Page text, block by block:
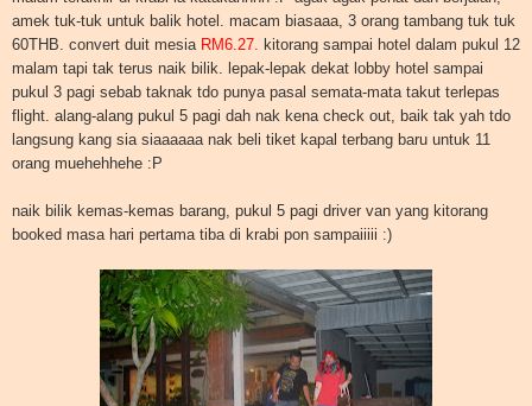
amek tuk-tuk untuk balik hotel. macam biasaaa, 3 orang tambang tuk tuk
60THB. convert duit mesia RM6.27.
kitorang sampai hotel dalam pukul 12
malam tapi tak terus naik bilik. lepak-lepak dekat lobby hotel sampai
pukul 3 pagi sebab taknak tdo punya pasal semata-mata takut terlepas
flight. alang-alang pukul 5 pagi dah nak kena check out, baik tak yah tdo
langsung kang sia siaaaaaa nak beli tiket kapal terbang baru untuk 11
orang muehehhehe :P
naik bilik kemas-kemas barang, pukul 5 pagi driver van yang kitorang
booked masa hari pertama tiba di krabi pon sampaiiiii :)